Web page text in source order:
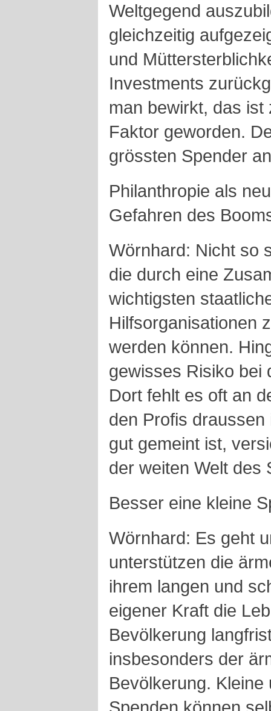
Weltgegend
gleichzeitig
und
Investments
man bewirkt, das
Faktor geworden.
grössten Spender
Philanthropie als
Gefahren des
Wörnhard: Nicht so
die durch eine
wichtigsten
Hilfsorganisationen
werden können.
gewisses Risiko bei
Dort fehlt es oft an
den Profis
gut gemeint ist,
der weiten Welt des
Besser eine kleine
Wörnhard: Es geht
unterstützen die
ihrem langen und
eigener Kraft die
Bevölkerung
insbesonders der
Bevölkerung.